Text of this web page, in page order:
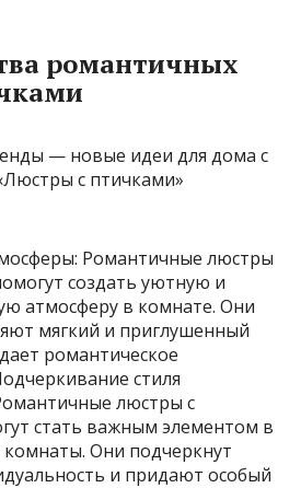
романтичных
Романтичные люстры
создать уютную и
атмосферу в комнате. Они
мягкий и приглушенный
романтическое
стиля
люстры с
стать важным элементом в
Они подчеркнут
и придают особый